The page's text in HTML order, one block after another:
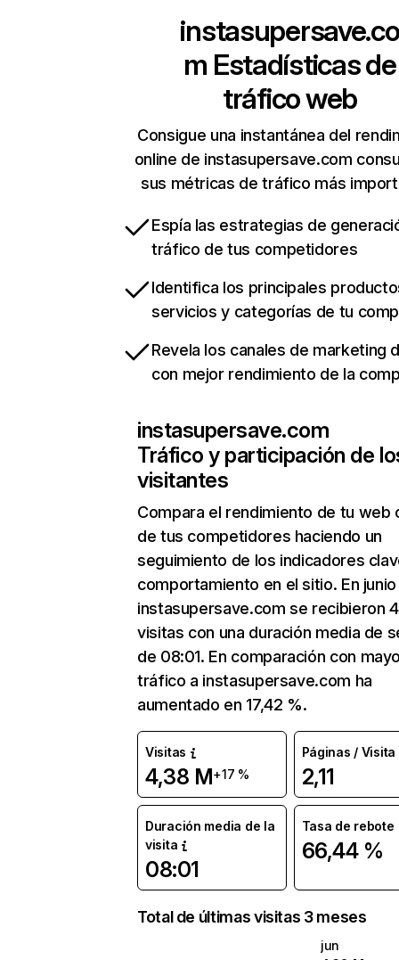
instasupersave.co
m Estadísticas de
tráfico web
Consigue una instantánea del
online de instasupersave.com
sus métricas de tráfico más
Espía las estrategias de
tráfico de tus competidores
Identifica los principales
servicios y categorías de tu
Revela los canales de marketing
con mejor rendimiento de la
instasupersave.com
Tráfico y participación de
visitantes
Compara el rendimiento de tu web
de tus competidores haciendo un
seguimiento de los indicadores
comportamiento en el sitio. En junio
instasupersave.com se recibieron
visitas con una duración media de
de 08:01. En comparación con
tráfico a instasupersave.com ha
aumentado en 17,42 %.
Visitas
4,38 M+17 %
Páginas / Visita
2,11
Duración media de la
visita
08:01
Tasa de rebote
66,44 %
Total de últimas visitas 3 meses
jun